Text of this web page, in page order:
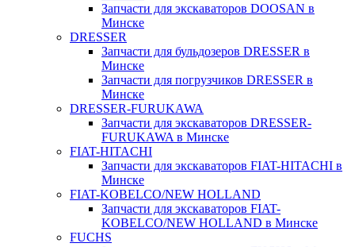
Запчасти для экскаваторов DOOSAN в
Минске
DRESSER
Запчасти для бульдозеров DRESSER в
Минске
Запчасти для погрузчиков DRESSER в
Минске
DRESSER-FURUKAWA
Запчасти для экскаваторов DRESSER-
FURUKAWA в Минске
FIAT-HITACHI
Запчасти для экскаваторов FIAT-HITACHI в
Минске
FIAT-KOBELCO/NEW HOLLAND
Запчасти для экскаваторов FIAT-
KOBELCO/NEW HOLLAND в Минске
FUCHS